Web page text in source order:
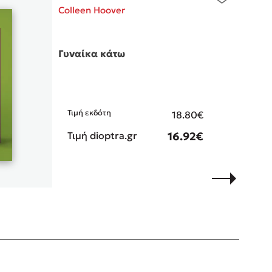
σε
μας για
με τη
το
σου!
Colleen Hoover
Γυναίκα κάτω
Τιμή εκδότη
18.80€
Τιμή dioptra.gr
16.92€